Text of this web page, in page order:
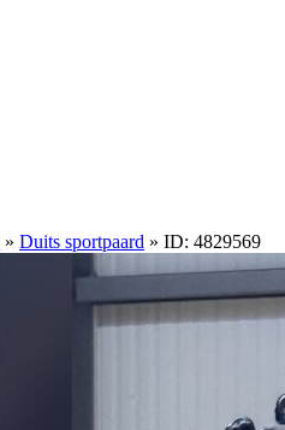
» Duits sportpaard » ID: 4829569